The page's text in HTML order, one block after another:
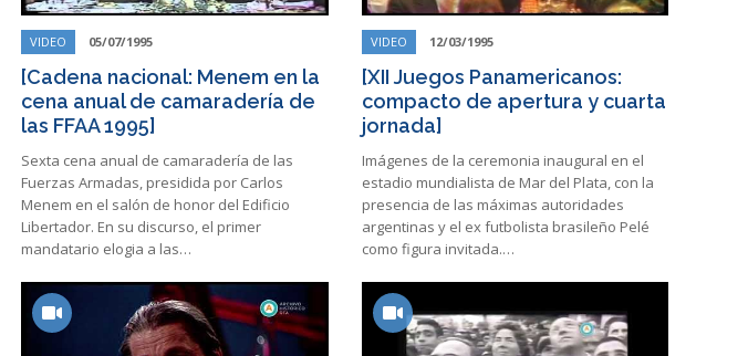
VIDEO 05/07/1995
[Cadena nacional: Menem en la
cena anual de camaradería de
las FFAA 1995]
Sexta cena anual de camaradería de las
Fuerzas Armadas, presidida por Carlos
Menem en el salón de honor del Edificio
Libertador. En su discurso, el primer
mandatario elogia a las…
VIDEO 12/03/1995
[XII Juegos Panamericanos:
compacto de apertura y cuarta
jornada]
Imágenes de la ceremonia inaugural en el
estadio mundialista de Mar del Plata, con la
presencia de las máximas autoridades
argentinas y el ex futbolista brasileño Pelé
como figura invitada.…